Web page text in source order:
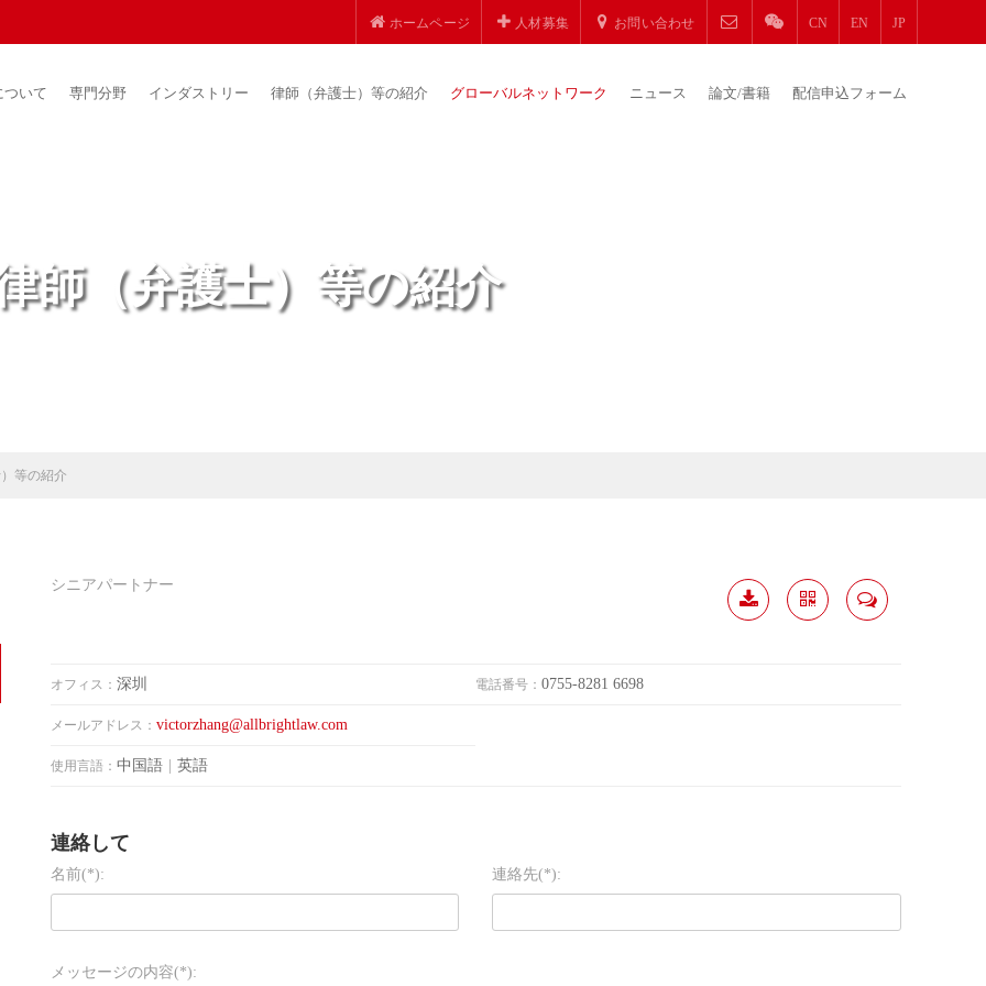
ホームページ 人材募集 お問い合わせ CN EN JP
ついて 専門分野 インダストリー 律師（弁護士）等の紹介 グローバルネットワーク ニュース 論文/書籍 配信申込フォーム
師（弁護士）等の紹介
等の紹介
シニアパートナー
オフィス： 深圳 電話番号：0755-8281 6698
メールアドレス： victorzhang@allbrightlaw.com
使用言語： 中国語 英語
連絡して
名前(*): 連絡先(*):
メッセージの内容(*):